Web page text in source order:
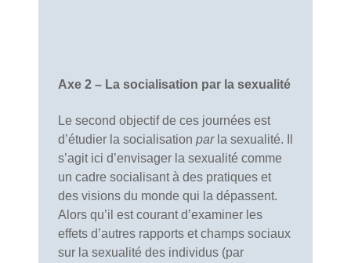
Axe 2 – La socialisation par la sexualité
Le second objectif de ces journées est
d’étudier la socialisation parla sexualité. Il
s’agit ici d’envisager la sexualité comme
un cadre socialisant à des pratiques et
des visions du monde qui la dépassent.
Alors qu’il est courant d’examiner les
effets d’autres rapports et champs sociaux
sur la sexualité des individus (par